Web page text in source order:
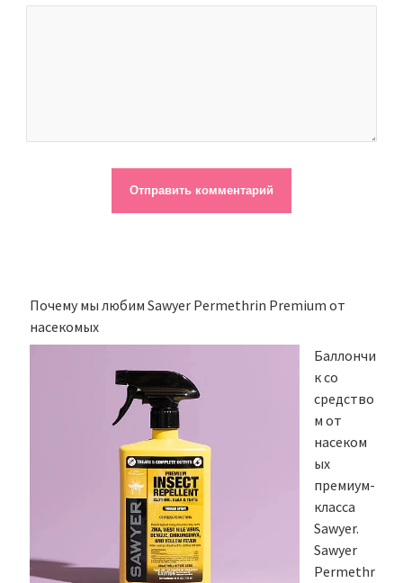
Почему мы любим Sawyer Permethrin Premium от
насекомых
Баллончи
к со
средство
м от
насеком
ых
премиум-
класса
Sawyer.
Sawyer
Permethr